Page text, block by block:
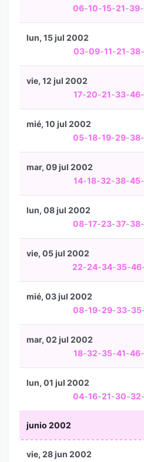
06-10-15-21-39-
03-09-11-21-38-
lun, 15 jul 2002
17-20-21-33-46-
vie, 12 jul 2002
05-18-19-29-38-
mié, 10 jul 2002
14-18-32-38-45-
mar, 09 jul 2002
08-17-23-37-38-
lun, 08 jul 2002
22-24-34-35-46
vie, 05 jul 2002
08-19-29-33-35
mié, 03 jul 2002
18-32-35-41-46-
mar, 02 jul 2002
04-16-21-30-32-
lun, 01 jul 2002
junio 2002
vie, 28 jun 2002